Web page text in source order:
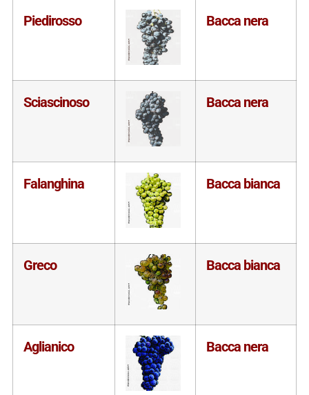
Piedirosso Bacca nera
Sciascinoso Bacca nera
Falanghina Bacca bianca
Greco Bacca bianca
Aglianico Bacca nera